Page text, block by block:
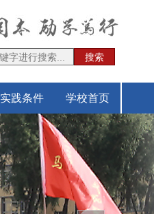
搜索
实践条件 学校首页